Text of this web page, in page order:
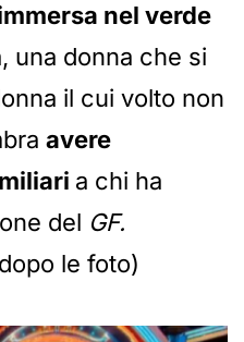
nel verde
una donna che si
il cui volto non
avere
a chi ha
del GF.
le foto)